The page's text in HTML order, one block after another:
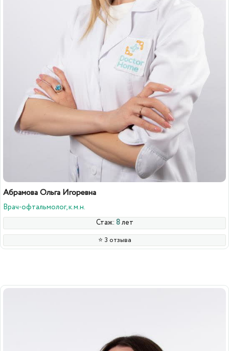
Абрамова Ольга Игоревна
Врач-офтальмолог, к.м.н.
Стаж: 8лет
⭐️ 3 отзыва